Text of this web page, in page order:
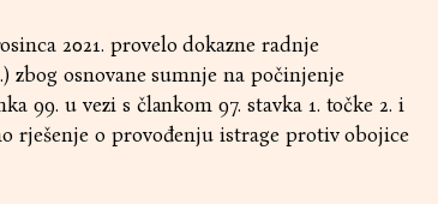
2021. provelo dokazne radnje
zbog osnovane sumnje na počinjenje
99. u vezi s člankom 97. stavka 1. točke 2. i
rješenje o provođenju istrage protiv obojice